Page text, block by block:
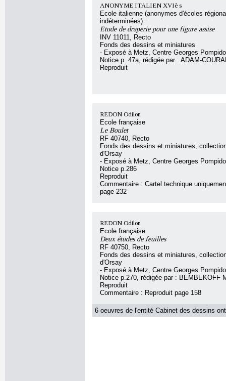
ANONYME ITALIEN XVIè s
Ecole italienne (anonymes d'écoles
indéterminées)
Etude de draperie pour une figure assise
INV 11011, Recto
Fonds des dessins et miniatures
- Exposé à Metz, Centre Georges
Notice p. 47a, rédigée par : ADAM-
Reproduit
REDON Odilon
Ecole française
Le Boulet
RF 40740, Recto
Fonds des dessins et miniatures,
d'Orsay
- Exposé à Metz, Centre Georges
Notice p.286
Reproduit
Commentaire : Cartel technique
page 232
REDON Odilon
Ecole française
Deux études de feuilles
RF 40750, Recto
Fonds des dessins et miniatures,
d'Orsay
- Exposé à Metz, Centre Georges
Notice p.270, rédigée par : BEMBEKOFF
Reproduit
Commentaire : Reproduit page 158
6 oeuvres de l'entité Cabinet des dessins